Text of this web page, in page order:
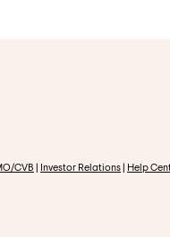
CVB | Investor Relations| Help